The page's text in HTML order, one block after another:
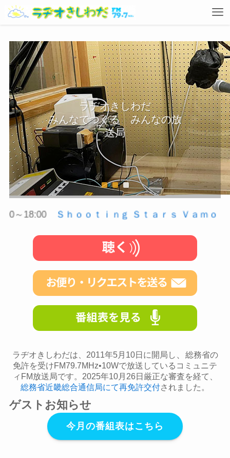
ラヂオきしわだ
みんなでつくる みんなの放
送局
18:00Ｓｈｏｏｔｉｎｇ Ｓｔａｒｓ Ｖａｍｏ Ｔｕ
ラヂオきしわだは、2011年5月10日に開局し 、 総務省の
免許を受けFM79.7MHz•10Wで放送しているコミュニテ
ィFM放送局です。2025年10月26日厳正な審査を経て、
総務省近畿総合通信局にて再免許交付されました。
ゲストお知らせ
今月の番組表はこちら